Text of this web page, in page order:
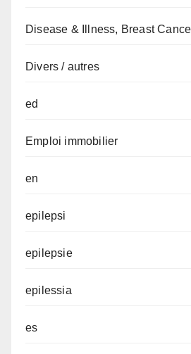
Disease & Illness, Breast
Divers / autres
ed
Emploi immobilier
en
epilepsi
epilepsie
epilessia
es